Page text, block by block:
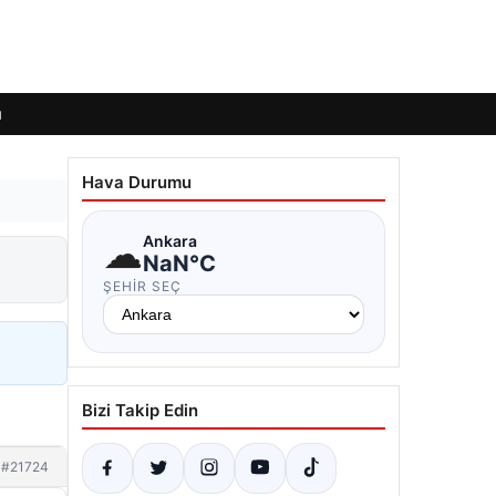
#21724
Hava Durumu
☁Ankara
NaN°C
ŞEHIR SEÇ
Bizi Takip Edin